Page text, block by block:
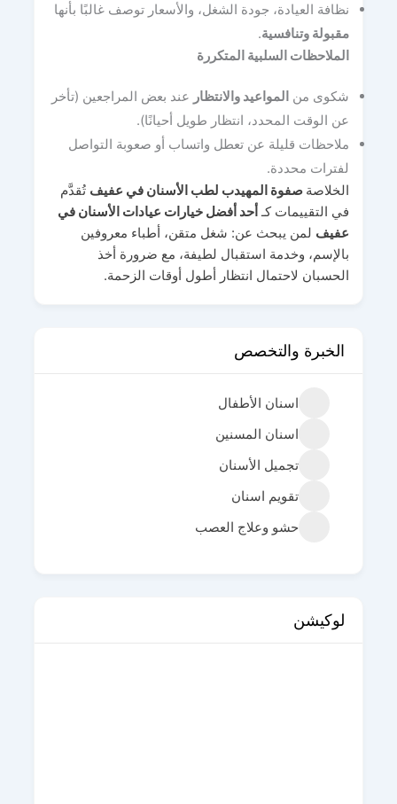
نظافة العيادة، جودة الشغل، والأسعار توصف غالبًا بأنها
مقبولة وتنافسية.
الملاحظات السلبية المتكررة
شكوى من المواعيد والانتظار عند بعض المراجعين (تأخر
عن الوقت المحدد، انتظار طويل أحيانًا).
ملاحظات قليلة عن تعطل واتساب أو صعوبة التواصل
لفترات محددة.
الخلاصة صفوة المهيدب لطب الأسنان في عفيف تُقدَّم
في التقييمات كـ أحد أفضل خيارات عيادات الأسنان في
عفيف لمن يبحث عن: شغل متقن، أطباء معروفين
بالإسم، وخدمة استقبال لطيفة، مع ضرورة أخذ
الحسبان لاحتمال انتظار أطول أوقات الزحمة.
الخبرة والتخصص
اسنان الأطفال
اسنان المسنين
تجميل الأسنان
تقويم اسنان
حشو وعلاج العصب
لوكيشن